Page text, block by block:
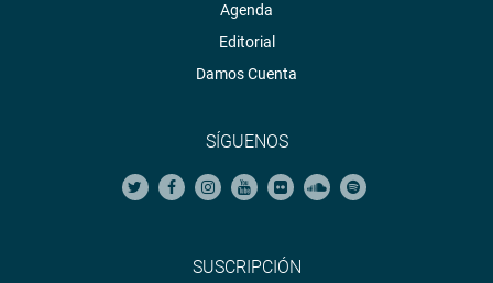
Agenda
Editorial
Damos Cuenta
SÍGUENOS
SUSCRIPCIÓN